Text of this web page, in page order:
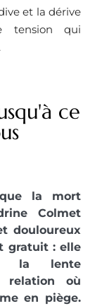
et la dérive
tension qui
ce
la mort
Colmet
douloureux
gratuit : elle
la lente
relation où
en piège.